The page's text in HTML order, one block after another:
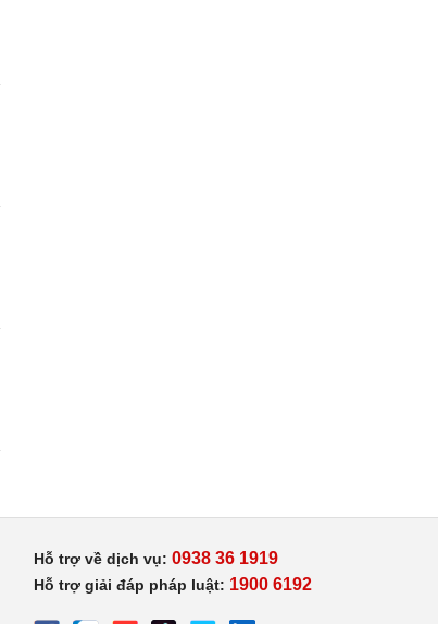
Hỗ trợ về dịch vụ: 0938 36 1919
Hỗ trợ giải đáp pháp luật: 1900 6192